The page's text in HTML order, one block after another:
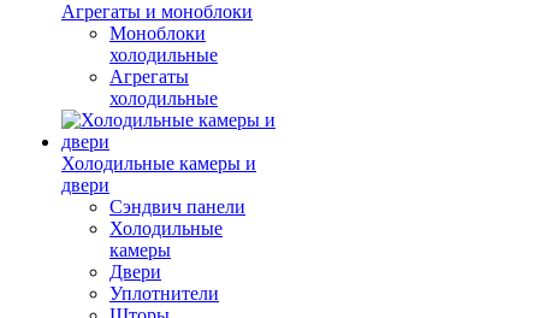
Агрегаты и моноблоки
Моноблоки
холодильные
Агрегаты
холодильные
Холодильные камеры и
двери
Сэндвич панели
Холодильные
камеры
Двери
Уплотнители